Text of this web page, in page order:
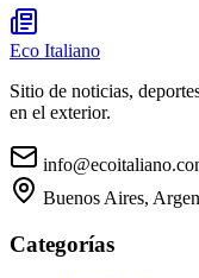
Eco Italiano
Sitio de noticias,
en el exterior.
Buenos Aires,
Categorías